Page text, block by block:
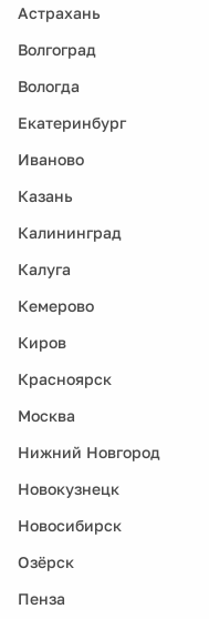
Астрахань
Волгоград
Вологда
Екатеринбург
Иваново
Казань
Калининград
Калуга
Кемерово
Киров
Красноярск
Москва
Нижний Новгород
Новокузнецк
Новосибирск
Озёрск
Пенза